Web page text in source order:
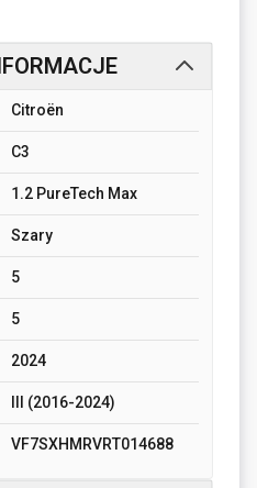
Citroën
C3
1.2 PureTech Max
Szary
5
5
2024
III (2016-2024)
VF7SXHMRVRT014688